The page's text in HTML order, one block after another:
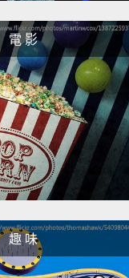
電 影
趣 味